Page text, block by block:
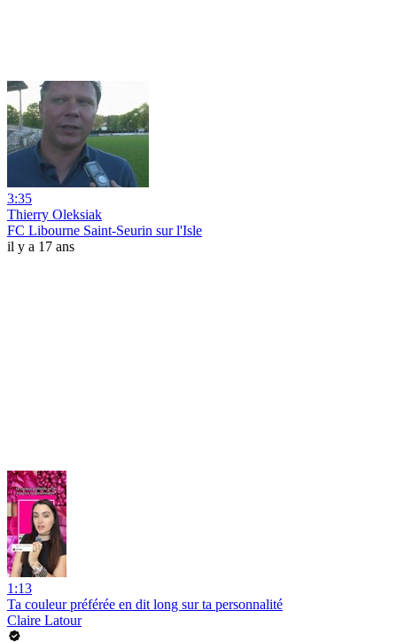
3:35
Thierry Oleksiak
FC Libourne Saint-Seurin sur l'Isle
il y a 17 ans
1:13
Ta couleur préférée en dit long sur ta personnalité
Claire Latour